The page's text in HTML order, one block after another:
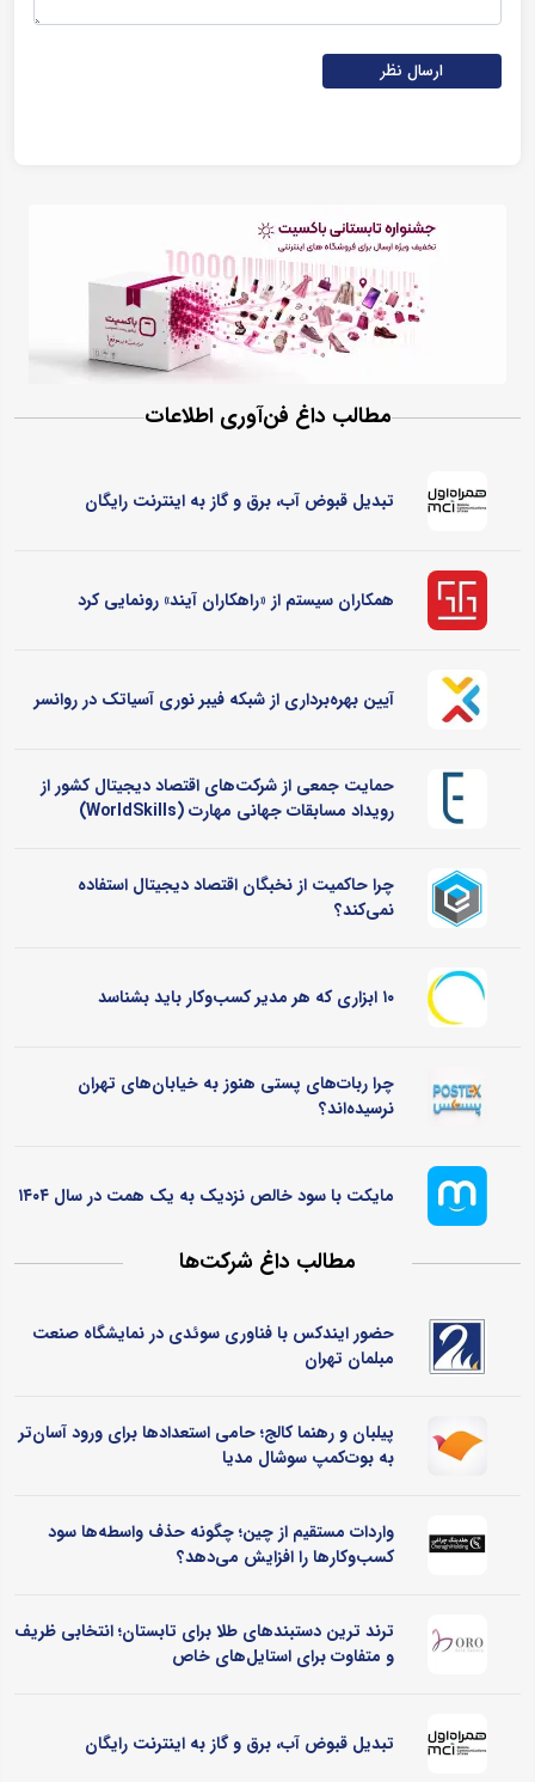
ارسال نظر
مطالب داغ فن‌آوری اطلاعات
تبدیل قبوض آب، برق و گاز به اینترنت رایگان
همکاران سیستم از «راهکاران آیند» رونمایی کرد
آیین بهره‌برداری از شبکه فیبر نوری آسیاتک در روانسر
حمایت جمعی از شرکت‌های اقتصاد دیجیتال کشور از
رویداد مسابقات جهانی مهارت (WorldSkills)
چرا حاکمیت از نخبگان اقتصاد دیجیتال استفاده
نمی‌کند؟
۱۰ ابزاری که هر مدیر کسب‌وکار باید بشناسد
چرا ربات‌های پستی هنوز به خیابان‌های تهران
نرسیده‌اند؟
مایکت با سود خالص نزدیک به یک همت در سال ۱۴۰۴
مطالب داغ شرکت‌ها
حضور ایندکس با فناوری سوئدی در نمایشگاه صنعت
مبلمان تهران
پیلبان و رهنما کالج؛ حامی استعدادها برای ورود آسان‌تر
به بوت‌کمپ سوشال مدیا
واردات مستقیم از چین؛ چگونه حذف واسطه‌ها سود
کسب‌وکارها را افزایش می‌دهد؟
ترند ترین دستبندهای طلا برای تابستان؛ انتخابی ظریف
و متفاوت برای استایل‌های خاص
تبدیل قبوض آب، برق و گاز به اینترنت رایگان